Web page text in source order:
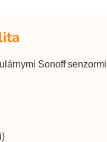
Sonoff